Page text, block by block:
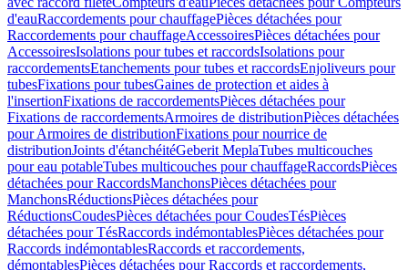
d'eauRaccordements pour chauffagePièces détachées pour
Raccordements pour chauffageAccessoiresPièces détachées pour
AccessoiresIsolations pour tubes et raccordsIsolations pour
raccordementsEtanchements pour tubes et raccordsEnjoliveurs pour
tubesFixations pour tubesGaines de protection et aides à
l'insertionFixations de raccordementsPièces détachées pour
Fixations de raccordementsArmoires de distributionPièces détachées
pour Armoires de distributionFixations pour nourrice de
distributionJoints d'étanchéitéGeberit MeplaTubes multicouches
pour eau potableTubes multicouches pour chauffageRaccordsPièces
détachées pour RaccordsManchonsPièces détachées pour
ManchonsRéductionsPièces détachées pour
RéductionsCoudesPièces détachées pour CoudesTésPièces
détachées pour TésRaccords indémontablesPièces détachées pour
Raccords indémontablesRaccords et raccordements,
démontablesPièces détachées pour Raccords et raccordements,